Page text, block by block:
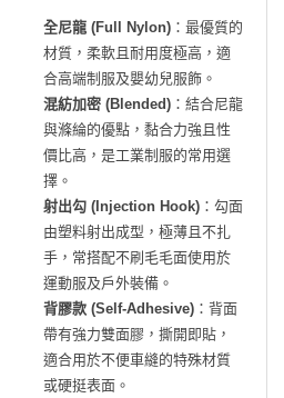
全尼龍 (Full Nylon) ：最優質的
材質，柔軟且耐用度極高，適
合高端制服及嬰幼兒服飾。
混紡加密 (Blended) ：結合尼龍
與滌綸的優點，黏合力強且性
價比高，是工業制服的常用選
擇。
射出勾 (Injection Hook) ：勾面
由塑料射出成型，極薄且不扎
手，常搭配不刷毛毛面使用於
運動服及戶外裝備。
背膠款 (Self-Adhesive) ：背面
帶有強力雙面膠，撕開即貼，
適合用於不便車縫的特殊材質
或硬挺表面。